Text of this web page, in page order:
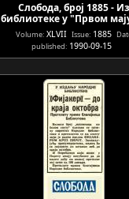
Слобода, број 1885 - Из
библиотеке у "Првом
Volume: XLVII Issue: 1885
published: 1990-09-15